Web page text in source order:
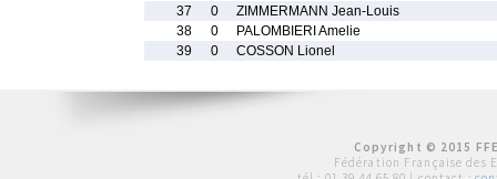
37
0
ZIMMERMANN Jean-Louis
38
0
PALOMBIERI Amelie
39
0 COSSON Lionel
Copyright © 2015
Fédération Française des